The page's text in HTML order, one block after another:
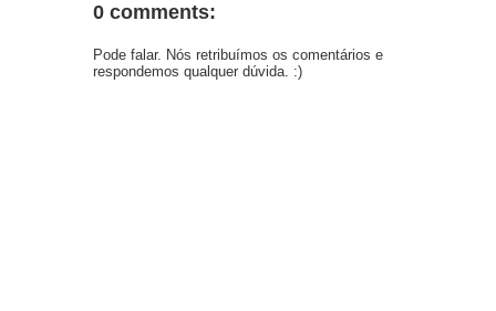
0 comments:
Pode falar. Nós retribuímos os comentários e
respondemos qualquer dúvida. :)